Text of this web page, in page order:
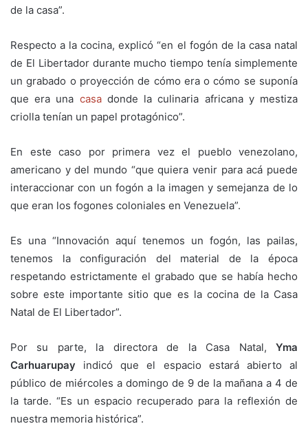
de la casa”.
Respecto a la cocina, explicó “en el fogón de la casa natal
de El Libertador durante mucho tiempo tenía simplemente
un grabado o proyección de cómo era o cómo se suponía
que era una casadonde la culinaria africana y mestiza
criolla tenían un papel protagónico”.
En este caso por primera vez el pueblo venezolano,
americano y del mundo “que quiera venir para acá puede
interaccionar con un fogón a la imagen y semejanza de lo
que eran los fogones coloniales en Venezuela”.
Es una “Innovación aquí tenemos un fogón, las pailas,
tenemos la configuración del material de la época
respetando estrictamente el grabado que se había hecho
sobre este importante sitio que es la cocina de la Casa
Natal de El Libertador”.
Por su parte, la directora de la Casa Natal, Yma
Carhuarupay indicó que el espacio estará abierto al
público de miércoles a domingo de 9 de la mañana a 4 de
la tarde. “Es un espacio recuperado para la reflexión de
nuestra memoria histórica”.